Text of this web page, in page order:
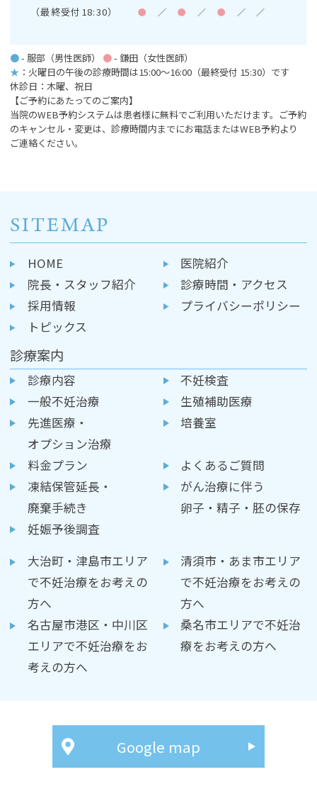
（最終受付18:30） ● ／ ● ／ ● ／ ／
●- 服部（男性医師） ●- 鎌田（女性医師）
★ ：火曜日の午後の診療時間は15:00～16:00 （最終受付 15:30）です
休診日：木曜、祝日
【ご予約にあたってのご案内】
当院のWEB予約システムは患者様に無料でご利用いただけます。ご予約
のキャンセル・変更は、診療時間内までにお電話またはWEB予約より
ご連絡ください。
SITEMAP
HOME
医院紹介
院長・スタッフ紹介
診療時間・アクセス
採用情報
プライバシーポリシー
トピックス
診療案内
診療内容
不妊検査
一般不妊治療
生殖補助医療
先進医療・
オプション治療
培養室
料金プラン
よくあるご質問
凍結保管延長・
廃棄手続き
がん治療に伴う
卵子・精子・胚の保存
妊娠予後調査
大治町・津島市エリア
で不妊治療をお考えの
方へ
清須市・あま市エリア
で不妊治療をお考えの
方へ
名古屋市港区・中川区
エリアで不妊治療をお
考えの方へ
桑名市エリアで不妊治
療をお考えの方へ
Google map